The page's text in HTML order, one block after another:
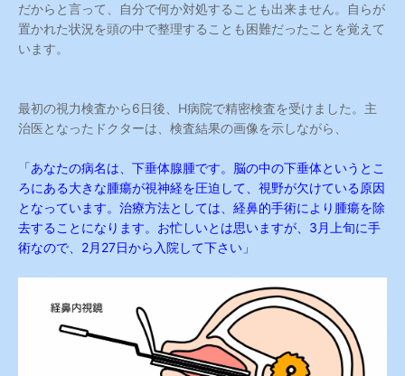
だからと言って、自分で何か対処することも出来ません。自らが
置かれた状況を頭の中で整理することも困難だったことを覚えて
います。
最初の視力検査から6日後、H病院で精密検査を受けました。主
治医となったドクターは、検査結果の画像を示しながら、
「あなたの病名は、下垂体腺腫です。脳の中の下垂体というとこ
ろにある大きな腫瘍が視神経を圧迫して、視野が欠けている原因
となっています。治療方法としては、経鼻的手術により腫瘍を除
去することになります。お忙しいとは思いますが、3月上旬に手
術なので、2月27日から入院して下さい」